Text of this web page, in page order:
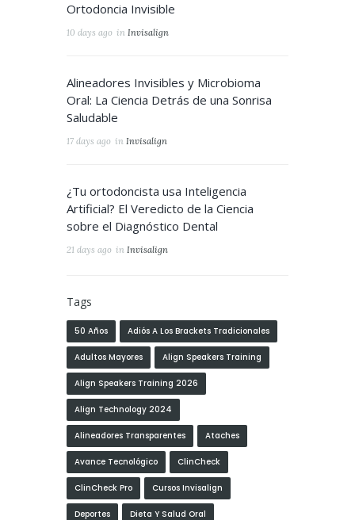
Ortodoncia Invisible
10 days ago in Invisalign
Alineadores Invisibles y Microbioma
Oral: La Ciencia Detrás de una Sonrisa
Saludable
17 days ago in Invisalign
¿Tu ortodoncista usa Inteligencia
Artificial? El Veredicto de la Ciencia
sobre el Diagnóstico Dental
21 days ago in Invisalign
Tags
50 Años Adiós A Los Brackets Tradicionales
Adultos Mayores Align Speakers Training
Align Speakers Training 2026
Align Technology 2024
Alineadores Transparentes Ataches
Avance Tecnológico ClinCheck
ClinCheck Pro Cursos Invisalign
Deportes Dieta Y Salud Oral